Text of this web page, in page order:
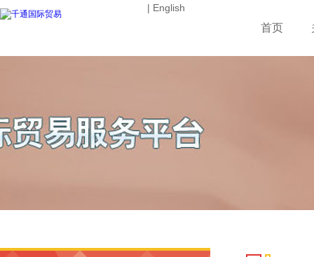
| English
首页